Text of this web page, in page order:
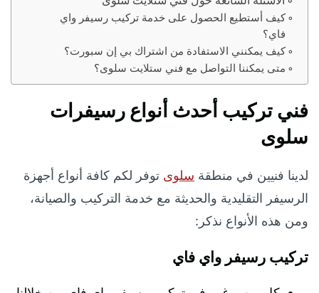
كيف أستطيع الحصول على خدمة تركيب رسيفر واي
فاي؟
كيف يمكنني الاستفادة من اشتراك بي إن سبورت؟
متى يمكننا التواصل مع فني ستلايت سلوى؟
فني تركيب أحدث أنواع رسيفرات
سلوى
لدينا فنيين في منطقة سلوى توفر لكم كافة أنواع أجهزة
الرسيفر التقليدية والحديثة مع خدمة التركيب والصيانة،
ومن هذه الأنواع نذكر:
تركيب رسيفر واي فاي